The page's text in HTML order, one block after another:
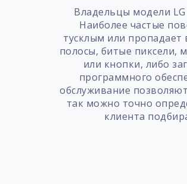
Владельцы модели LG
Наиболее частые
тусклым или пропадает
полосы, битые пиксели,
или кнопки, либо
программного
обслуживание
так можно точно
клиента